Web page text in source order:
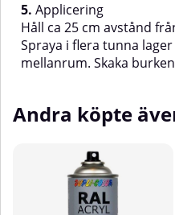
5. Applicering
Håll ca 25 cm avstånd
Spraya i flera tunna
mellanrum. Skaka
Andra köpte